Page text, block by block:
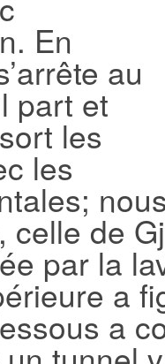
En
au
part et
les
les
celle de
par la
a
a